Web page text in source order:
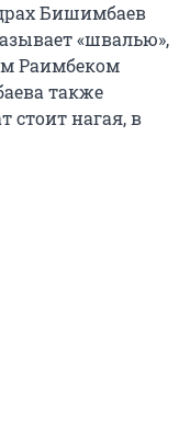
Бишимбаев
«швалью»,
Раимбеком
также
стоит нагая, в